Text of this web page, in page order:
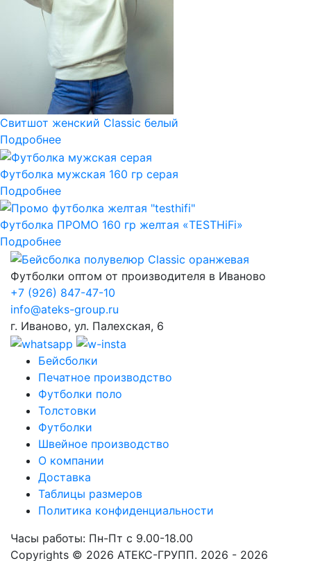
Свитшот женский Classic белый
Подробнее
Футболка мужская 160 гр серая
Подробнее
Футболка ПРОМО 160 гр желтая «TESTHiFi»
Подробнее
Футболки оптом от производителя в Иваново
+7 (926) 847-47-10
info@ateks-group.ru
г. Иваново, ул. Палехская, 6
Бейсболки
Печатное производство
Футболки поло
Толстовки
Футболки
Швейное производство
О компании
Доставка
Таблицы размеров
Политика конфиденциальности
Часы работы: Пн-Пт с 9.00-18.00
Copyrights © 2026 АТЕКС-ГРУПП. 2026 - 2026